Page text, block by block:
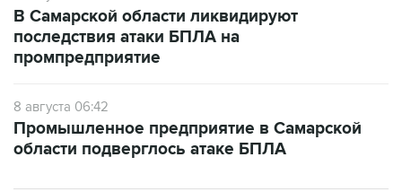
В Самарской области ликвидируют
последствия атаки БПЛА на
промпредприятие
8 августа 06:42
Промышленное предприятие в Самарской
области подверглось атаке БПЛА